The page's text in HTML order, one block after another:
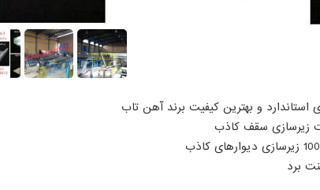
استاندارد و بهترین کیفیت برند آهن تاب